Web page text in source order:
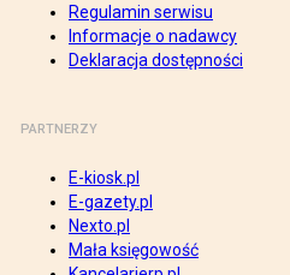
Regulamin serwisu
Informacje o nadawcy
Deklaracja dostępności
PARTNERZY
E-kiosk.pl
E-gazety.pl
Nexto.pl
Mała księgowość